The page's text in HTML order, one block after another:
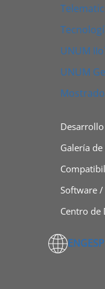
UNUM
UNUM
Galería
Software
Centro de
ENGESP